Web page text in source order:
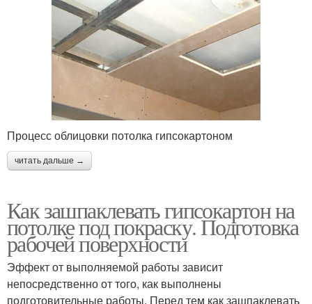
Процесс облицовки потолка гипсокартоном
читать дальше →
Как зашпаклевать гипсокартон на
потолке под покраску. Подготовка
рабочей поверхности
Эффект от выполняемой работы зависит
непосредственно от того, как выполнены
подготовительные работы. Перед тем как зашпаклевать